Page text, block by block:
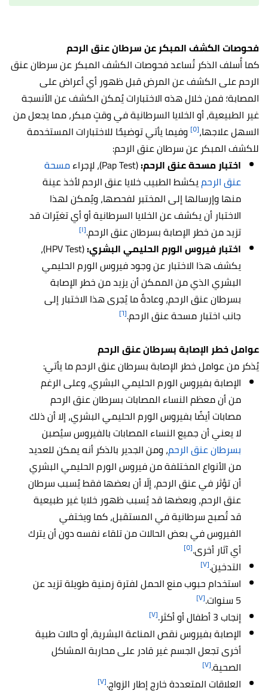
فحوصات الكشف المبكر عن سرطان عنق الرحم
كما أُسلف الذكر تُساعد فحوصات الكشف المبكر عن سرطان عنق
الرحم على الكشف عن المرض قبل ظهور أي أعراض على
المصابة؛ فمن خلال هذه الاختبارات يُمكن الكشف عن الأنسجة
غير الطبيعية، أو الخلايا السرطانية في وقتٍ مبكر، مما يجعل من
السهل علاجها،[٥]
وفيما يأتي توضيحًا للاختبارات المستخدمة
للكشف المبكر عن سرطان عنق الرحم:
اختبار مسحة عنق الرحم:(Pap Test)، لإجراء
مسحة
عنق الرحميكشط الطبيب خلايا عنق الرحم لأخذ عينة
منها وإرسالها إلى المختبر لفحصها، ويُمكن لهذا
الاختبار أن يكشف عن الخلايا السرطانية أو أي تغيّرات قد
تزيد من خطر الإصابة بسرطان عنق الرحم.[١]
اختبار فيروس الورم الحليمي البشري:
(HPV Test)،
يكشف هذا الاختبار عن وجود فيروس الورم الحليمي
البشري الذي من الممكن أن يزيد من خطر الإصابة
بسرطان عنق الرحم، وعادةً ما يُجرى هذا الاختبار إلى
جانب اختبار مسحة عنق الرحم.[٦]
عوامل خطر الإصابة بسرطان عنق الرحم
يُذكر من عوامل خطر الإصابة بسرطان عنق الرحم ما يأتي:
الإصابة بفيروس الورم الحليمي البشري، وعلى الرغم
من أن معظم النساء المصابات بسرطان عنق الرحم
مصابات أيضًا بفيروس الورم الحليمي البشري، إلا أن ذلك
لا يعني أن جميع النساء المصابات بالفيروس سيُصبن
بسرطان عنق الرحم، ومن الجدير بالذكر أنه يمكن للعديد
من الأنواع المختلفة من فيروس الورم الحليمي البشري
أن تؤثر في عنق الرحم، إلّا أن بعضها فقط يُسبب سرطان
عنق الرحم، وبعضها قد يُسبب ظهور خلايا غير طبيعية
قد تُصبح سرطانية في المستقبل، كما ويختفي
الفيروس في بعض الحالات من تلقاء نفسه دون أن يترك
أي آثار أخرى.[٥]
التدخين.[٧]
استخدام حبوب منع الحمل لفترة زمنية طويلة تزيد عن
5 سنوات.
[٧]
إنجاب 3 أطفال أو أكثر. [٧]
الإصابة بفيروس نقص المناعة البشرية، أو حالات طبية
أخرى تجعل الجسم غير قادر على محاربة المشاكل
الصحية.[٧]
العلاقات المتعددة خارج إطار الزواج.[٧]